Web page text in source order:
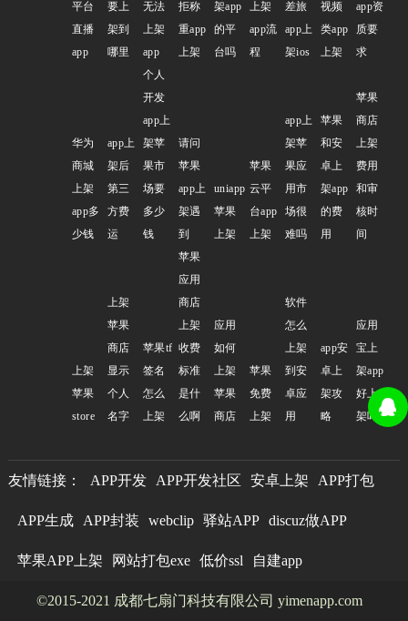
平台
直播
app
要上
架到
哪里
无法
上架
app
拒称
重app
上架
架app
的平
台吗
上架
app流
程
差旅
app上
架ios
视频
类app
上架
app资
质要
求
华为
商城
上架
app多
少钱
app上
架后
第三
方费
运
个人
开发
app上
架苹
果市
场要
多少
钱
请问
苹果
app上
架遇
到
uniapp
苹果
上架
苹果
云平
台app
上架
app上
架苹
果应
用市
场很
难吗
苹果
和安
卓上
架app
的费
用
苹果
商店
上架
费用
和审
核时
间
上架
苹果
store
上架
苹果
商店
显示
个人
名字
苹果tf
签名
怎么
上架
苹果
应用
商店
上架
收费
标准
是什
么啊
应用
如何
上架
苹果
商店
苹果
免费
上架
软件
怎么
上架
到安
卓应
用
app安
卓上
架攻
略
应用
宝上
架app
好上
架吗
友情链接： APP开发 APP开发社区 安卓上架 APP打包
APP生成 APP封装 webclip 驿站APP discuz做APP
苹果APP上架 网站打包exe 低价ssl 自建app
©2015-2021 成都七扇门科技有限公司 yimenapp.com